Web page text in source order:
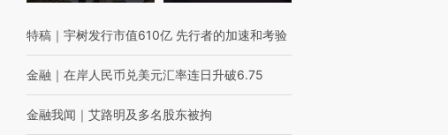
特稿 ｜ 宇树发行市值610亿 先行者的加速和考验
金融 ｜ 在岸人民币兑美元汇率连日升破6.75
金融我闻 ｜ 艾路明及多名股东被拘